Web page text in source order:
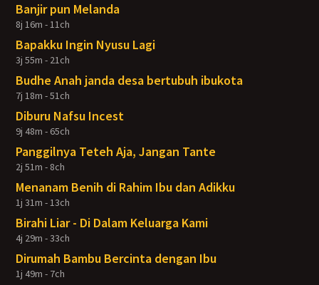
Banjir pun Melanda
8j 16m - 11ch
Bapakku Ingin Nyusu Lagi
3j 55m - 21ch
Budhe Anah janda desa bertubuh ibukota
7j 18m - 51ch
Diburu Nafsu Incest
9j 48m - 65ch
Panggilnya Teteh Aja, Jangan Tante
2j 51m - 8ch
Menanam Benih di Rahim Ibu dan Adikku
1j 31m - 13ch
Birahi Liar - Di Dalam Keluarga Kami
4j 29m - 33ch
Dirumah Bambu Bercinta dengan Ibu
1j 49m - 7ch